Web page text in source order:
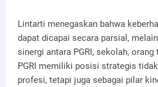
Lintarti menegaskan bahwa
dapat dicapai secara parsial,
sinergi antara PGRI, sekolah,
PGRI memiliki posisi strategis
profesi, tetapi juga sebagai pilar